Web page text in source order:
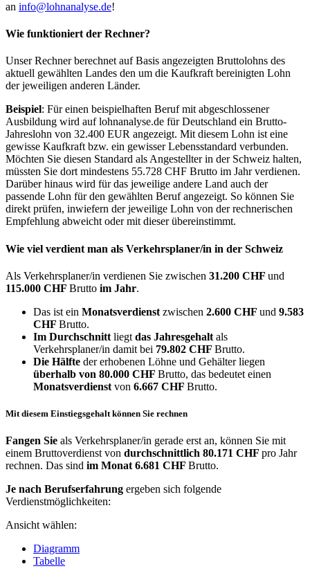
an info@lohnanalyse.de!
Wie funktioniert der Rechner?
Unser Rechner berechnet auf Basis angezeigten Bruttolohns des
aktuell gewählten Landes den um die Kaufkraft bereinigten Lohn
der jeweiligen anderen Länder.
Beispiel: Für einen beispielhaften Beruf mit abgeschlossener
Ausbildung wird auf lohnanalyse.de für Deutschland ein Brutto-
Jahreslohn von 32.400 EUR angezeigt. Mit diesem Lohn ist eine
gewisse Kaufkraft bzw. ein gewisser Lebensstandard verbunden.
Möchten Sie diesen Standard als Angestellter in der Schweiz halten,
müssten Sie dort mindestens 55.728 CHF Brutto im Jahr verdienen.
Darüber hinaus wird für das jeweilige andere Land auch der
passende Lohn für den gewählten Beruf angezeigt. So können Sie
direkt prüfen, inwiefern der jeweilige Lohn von der rechnerischen
Empfehlung abweicht oder mit dieser übereinstimmt.
Wie viel verdient man als Verkehrsplaner/in in der Schweiz
Als Verkehrsplaner/in verdienen Sie zwischen 31.200 CHF und
115.000 CHF Brutto im Jahr.
Das ist ein Monatsverdienst zwischen 2.600 CHF und 9.583
CHF Brutto.
Im Durchschnitt liegt das Jahresgehalt als
Verkehrsplaner/in damit bei 79.802 CHF Brutto.
Die Hälfte der erhobenen Löhne und Gehälter liegen
überhalb von 80.000 CHF Brutto, das bedeutet einen
Monatsverdienst von 6.667 CHF Brutto.
Mit diesem Einstiegsgehalt können Sie rechnen
Fangen Sie als Verkehrsplaner/in gerade erst an, können Sie mit
einem Bruttoverdienst von durchschnittlich 80.171 CHF pro Jahr
rechnen. Das sind im Monat 6.681 CHF Brutto.
Je nach Berufserfahrung ergeben sich folgende
Verdienstmöglichkeiten:
Ansicht wählen:
Diagramm
Tabelle